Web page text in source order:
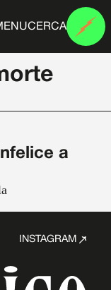
CERCA
a
INSTAGRAM